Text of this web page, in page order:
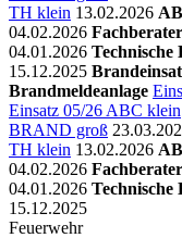
TH klein 13.02.2026
04.02.2026
04.01.2026 Technische
15.12.2025
Brandmeldeanlage
Einsatz 05/26 ABC klein
BRAND groß
TH klein 13.02.2026
04.02.2026
04.01.2026 Technische
15.12.2025
Feuerwehr